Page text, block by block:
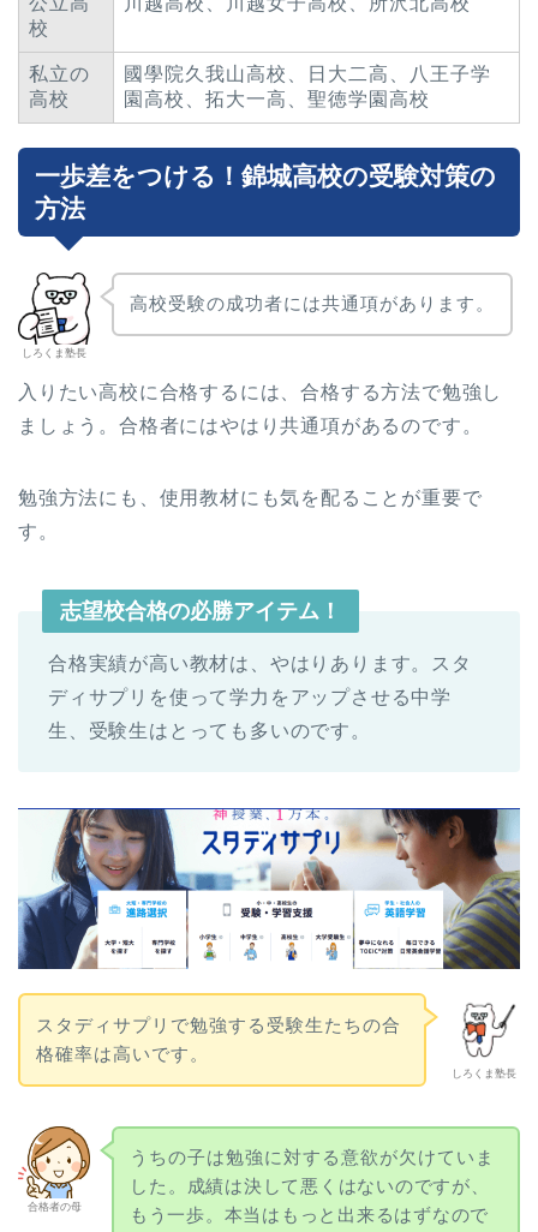
校
私立の
高校
國學院久我山高校、日大二高、八王子学
園高校、拓大一高、聖徳学園高校
一歩差をつける！錦城高校の受験対策の
方法
しろくま塾長
高校受験の成功者には共通項があります。
入りたい高校に合格するには、合格する方法で勉強し
ましょう。合格者にはやはり共通項があるのです。
勉強方法にも、使用教材にも気を配ることが重要で
す。
志望校合格の必勝アイテム！
合格実績が高い教材は、やはりあります。スタ
ディサプリを使って学力をアップさせる中学
生、受験生はとっても多いのです。
しろくま塾長
スタディサプリで勉強する受験生たちの合
格確率は高いです。
合格者の母
うちの子は勉強に対する意欲が欠けていま
した 。成績は決して悪くはないのですが、
もう一歩。本当はもっと出来るはずなので